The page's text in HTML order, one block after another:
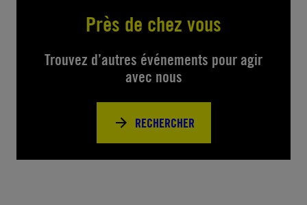
Près de chez vous
Trouvez d’autres événements pour agir
avec nous
RECHERCHER